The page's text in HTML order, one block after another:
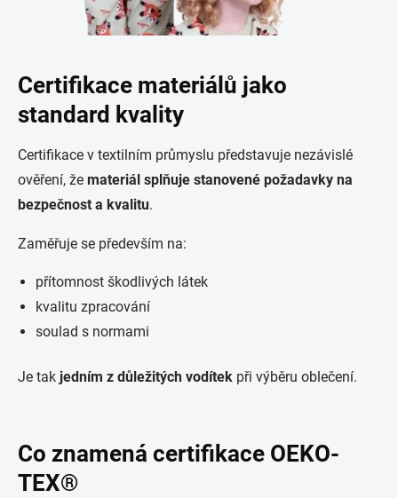
Certifikace materiálů jako
standard kvality
Certifikace v textilním průmyslu představuje nezávislé
ověření, že materiál splňuje stanovené požadavky na
bezpečnost a kvalitu.
Zaměřuje se především na:
přítomnost škodlivých látek
kvalitu zpracování
soulad s normami
Je tak jedním z důležitých vodítek při výběru oblečení.
Co znamená certifikace OEKO-
TEX®